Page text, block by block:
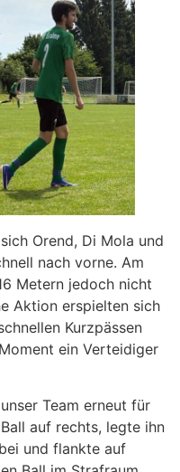
Orend, Di Mola und
nach vorne. Am
Metern jedoch nicht
Aktion erspielten sich
Kurzpässen
ein Verteidiger
Team erneut für
auf rechts, legte ihn
und flankte auf